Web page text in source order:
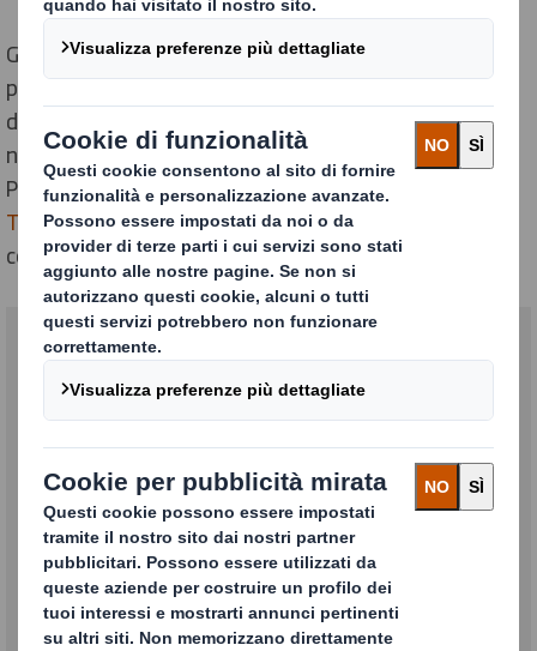
Grazie ai continui investimenti nell'ambito della
progettazione, della tecnica, della specializzazione e
delle tecnologie più avanzate, puntiamo a offrire ai
nostri clienti la massima efficienza nella filiera. I nostri
Packaging Strategist lo chiamanoSupply Cycle
Thinking, perché ogni volta che un prodotto viene
confezionato, si ottiene un risultato, senza eccezioni.
Sostituzione plastica
problematica
Le nostre azioni sostenibili.
MAGGIORI INFORMAZIONI